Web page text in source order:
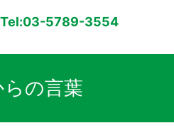
Tel:03-5789-3554
の言葉